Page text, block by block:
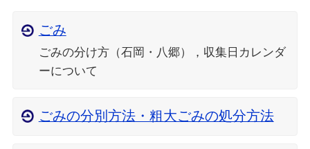
ごみ
ごみの分け方（石岡・八郷），収集日カレンダ
ーについて
ごみの分別方法・粗大ごみの処分方法